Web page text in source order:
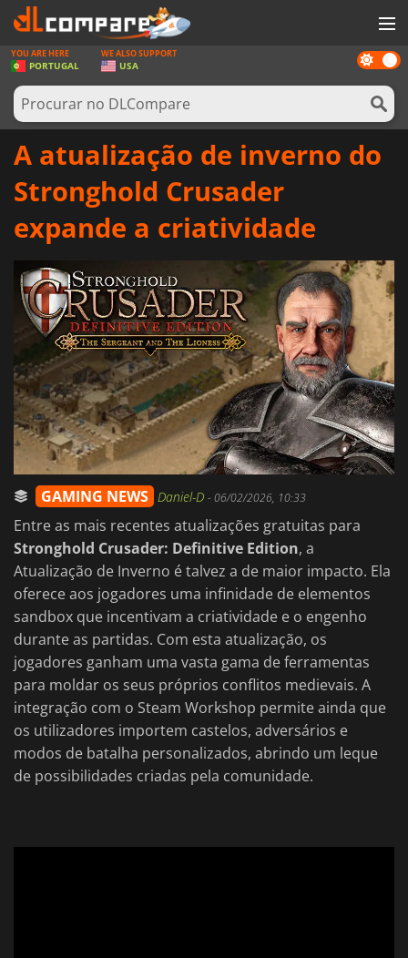
JOGOS
GAME CARDS
SOFTWARE
NOTÍCIAS
ENTRAR OU REGISTAR
Dark
mode
YOU ARE HERE
PORTUGAL
WE ALSO SUPPORT
USA
A atualização de inverno do
Stronghold Crusader
expande a criatividade
GAMING NEWS Daniel-D -06/02/2026, 10:33
Entre as mais recentes atualizações gratuitas para
Stronghold Crusader: Definitive Edition, a
Atualização de Inverno é talvez a de maior impacto. Ela
oferece aos jogadores uma infinidade de elementos
sandbox que incentivam a criatividade e o engenho
durante as partidas. Com esta atualização, os
jogadores ganham uma vasta gama de ferramentas
para moldar os seus próprios conflitos medievais. A
integração com o Steam Workshop permite ainda que
os utilizadores importem castelos, adversários e
modos de batalha personalizados, abrindo um leque
de possibilidades criadas pela comunidade.